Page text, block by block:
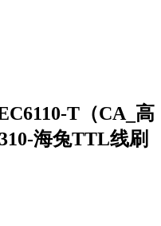
T（CA_高
海兔TTL线刷